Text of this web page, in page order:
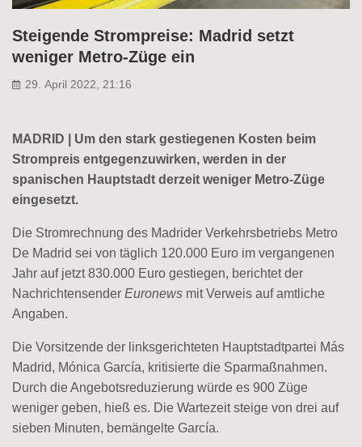
Steigende Strompreise: Madrid setzt
weniger Metro-Züge ein
29. April 2022, 21:16
MADRID | Um den stark gestiegenen Kosten beim
Strompreis entgegenzuwirken, werden in der
spanischen Hauptstadt derzeit weniger Metro-Züge
eingesetzt.
Die Stromrechnung des Madrider Verkehrsbetriebs Metro
De Madrid sei von täglich 120.000 Euro im vergangenen
Jahr auf jetzt 830.000 Euro gestiegen, berichtet der
Nachrichtensender Euronews mit Verweis auf amtliche
Angaben.
Die Vorsitzende der linksgerichteten Hauptstadtpartei Más
Madrid, Mónica García, kritisierte die Sparmaßnahmen.
Durch die Angebotsreduzierung würde es 900 Züge
weniger geben, hieß es. Die Wartezeit steige von drei auf
sieben Minuten, bemängelte García.